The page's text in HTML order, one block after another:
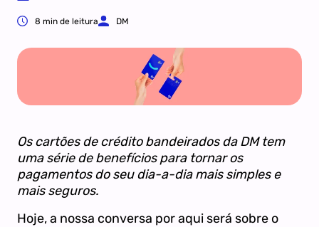
8 min de leitura DM
Os cartões de crédito bandeirados da DM tem
uma série de benefícios para tornar os
pagamentos do seu dia-a-dia mais simples e
mais seguros.
Hoje, a nossa conversa por aqui será sobre o